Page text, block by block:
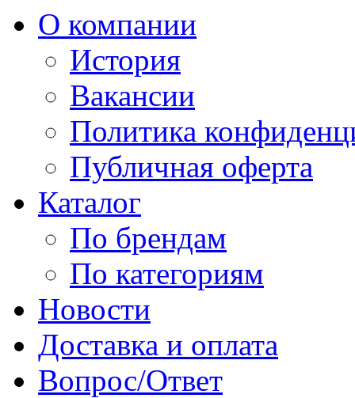
О компании
История
Вакансии
Политика
Публичная оферта
Каталог
По брендам
По категориям
Новости
Доставка и оплата
Вопрос/Ответ